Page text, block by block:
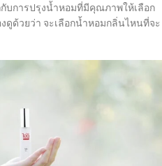
การปรุงน้ำหอมที่มีคุณภาพให้เลือก
ด้วยว่า จะเลือกน้ำหอมกลิ่นไหนที่จะ